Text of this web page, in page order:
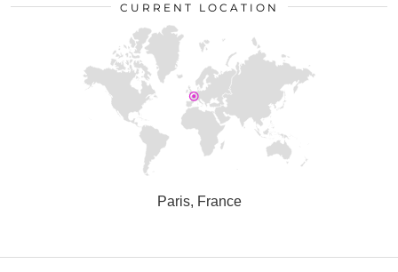
CURRENT LOCATION
Paris, France